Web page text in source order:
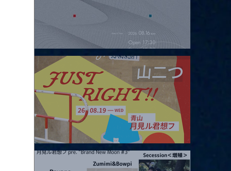
2026.08.16 |【観覧】夜）four dots vol.2
2026.08.19 |【観覧】JUST RIGHT!! vol.27